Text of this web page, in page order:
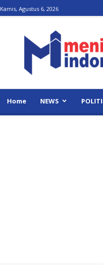
Kamis, Agustus 6, 2026
Home NEWS